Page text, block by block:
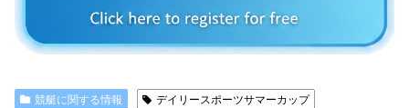
競艇に関する情報 デイリースポーツサマーカップ